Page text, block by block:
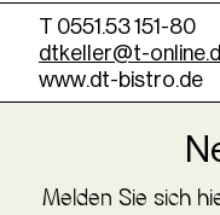
T 0551.53 151-80
dtkeller@t-
www.dt-bistro.de
Melden Sie sich